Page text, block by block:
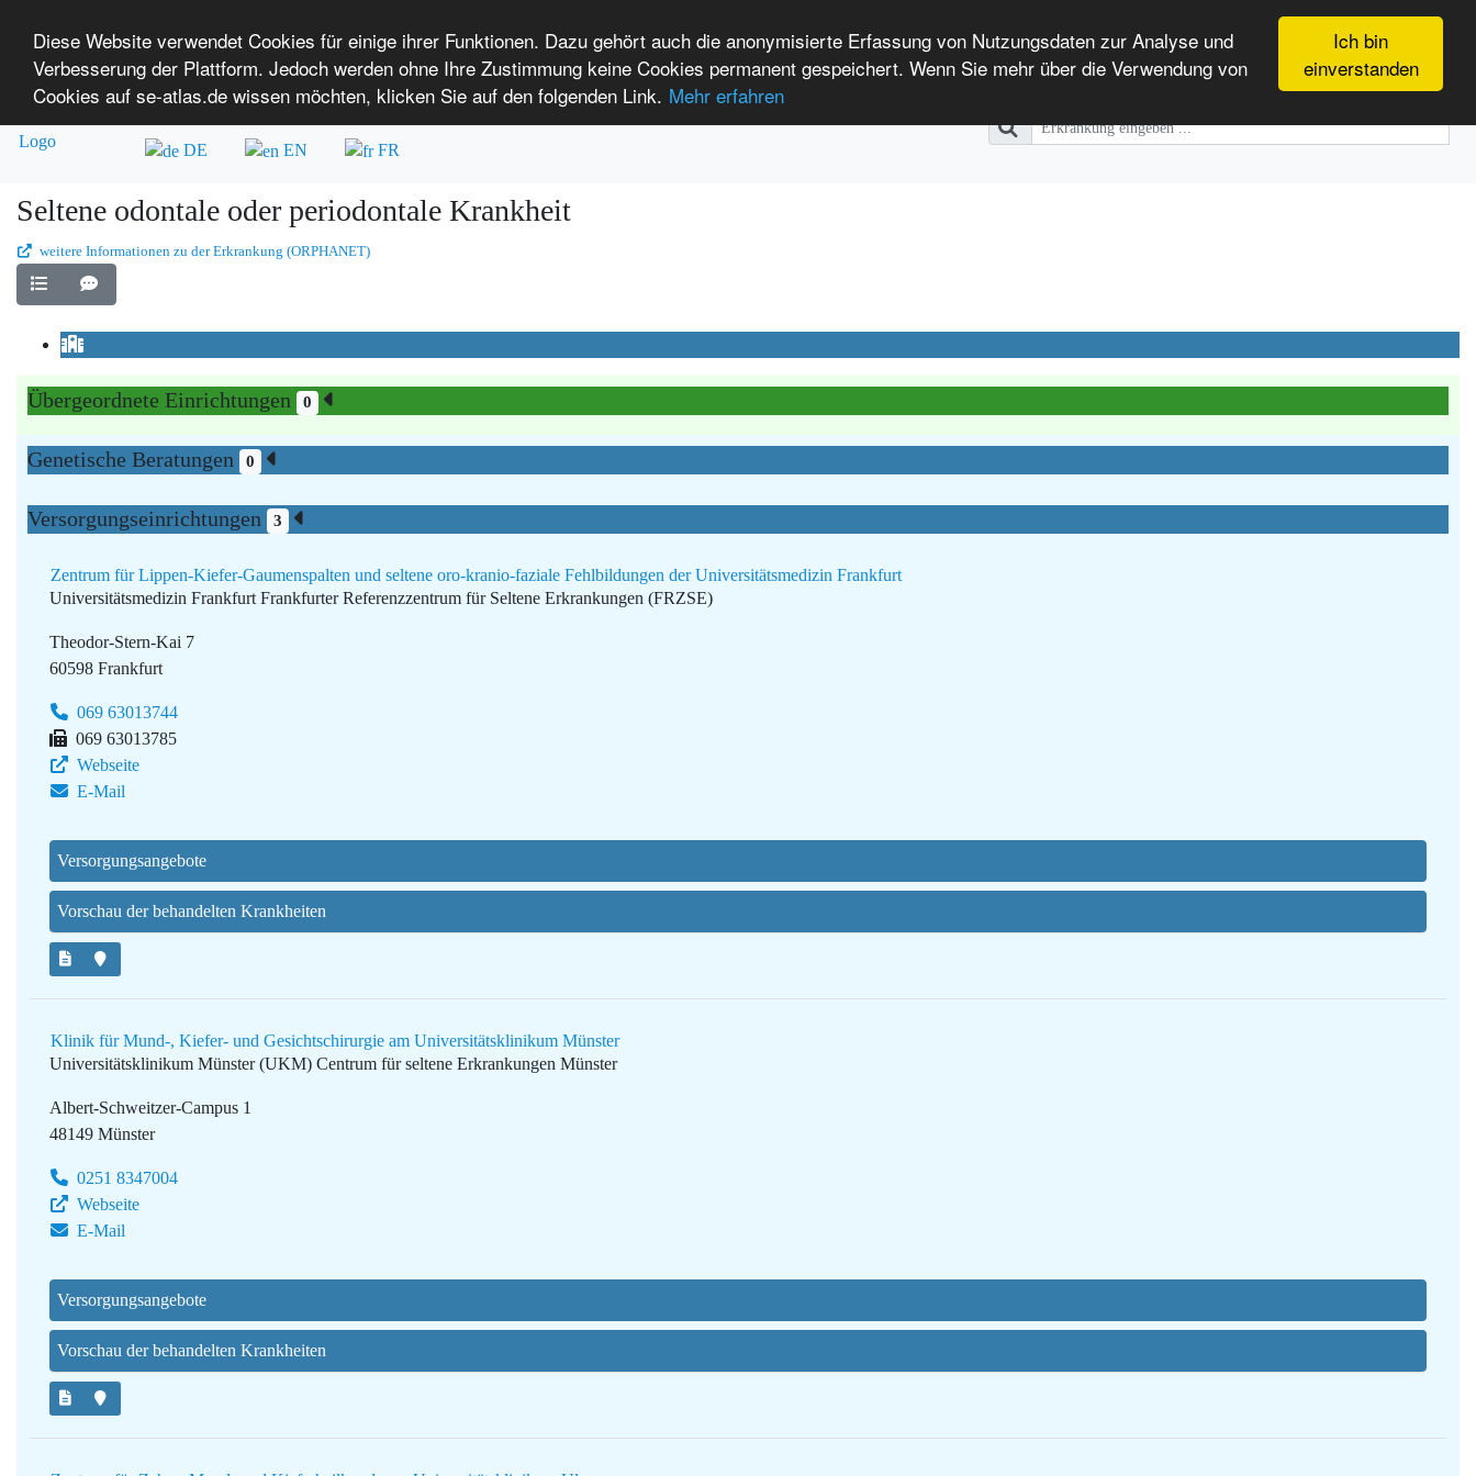
Ich bin
einverstanden
Diese Website verwendet Cookies für einige ihrer Funktionen. Dazu gehört auch die anonymisierte Erfassung von Nutzungsdaten zur Analyse und
Verbesserung der Plattform. Jedoch werden ohne Ihre Zustimmung keine Cookies permanent gespeichert. Wenn Sie mehr über die Verwendung von
Cookies auf se-atlas.de wissen möchten, klicken Sie auf den folgenden Link. Mehr erfahren
SE-ATLAS
Versorgungsatlas für Menschen mit seltenen Erkrankungen
Überblick über Einrichtungen Über uns Anmelden Leichte Sprache International Patients
DE EN FR
Seltene odontale oder periodontale Krankheit
weitere Informationen zu der Erkrankung (ORPHANET)
Übergeordnete Einrichtungen 0
Genetische Beratungen 0
Versorgungseinrichtungen 3
Zentrum für Lippen-Kiefer-Gaumenspalten und seltene oro-kranio-faziale Fehlbildungen der Universitätsmedizin Frankfurt
Universitätsmedizin Frankfurt Frankfurter Referenzzentrum für Seltene Erkrankungen (FRZSE)
Theodor-Stern-Kai 7
60598 Frankfurt
069 63013744
069 63013785
Webseite
E-Mail
Versorgungsangebote
Vorschau der behandelten Krankheiten
Klinik für Mund-, Kiefer- und Gesichtschirurgie am Universitätsklinikum Münster
Universitätsklinikum Münster (UKM) Centrum für seltene Erkrankungen Münster
Albert-Schweitzer-Campus 1
48149 Münster
0251 8347004
Webseite
E-Mail
Versorgungsangebote
Vorschau der behandelten Krankheiten